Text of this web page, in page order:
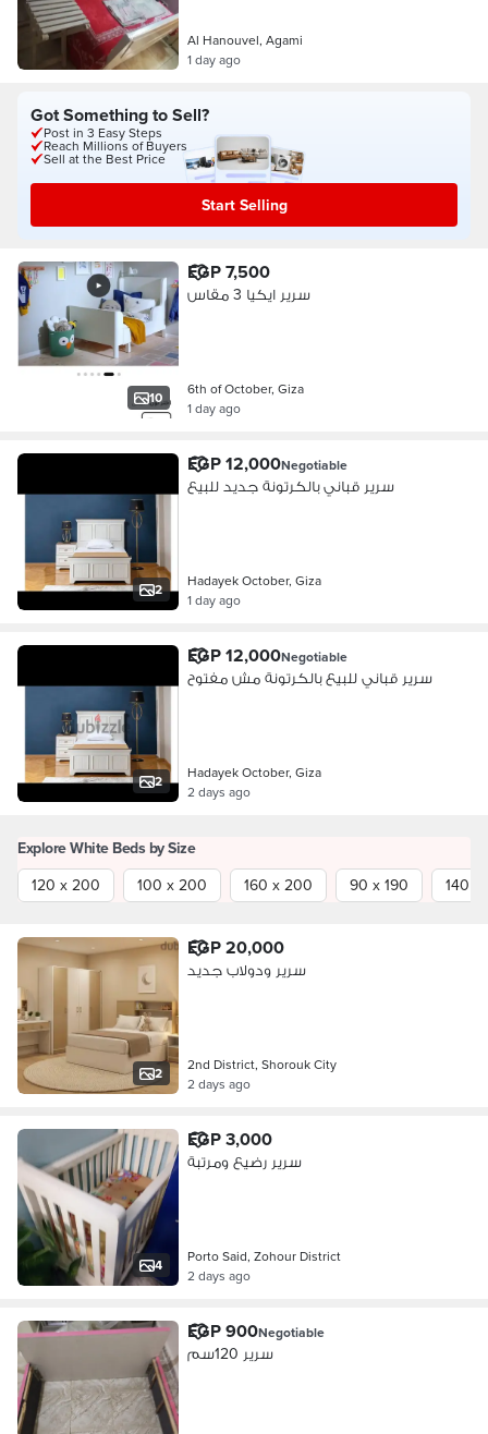
Al Hanouvel, Agami
1 day ago
Got Something to Sell?
Post in 3 Easy Steps
Reach Millions of Buyers
Sell at the Best Price
Start Selling
10
EGP 7,500
سرير ايكيا 3 مقاس
6th of October, Giza
1 day ago
2
EGP 12,000Negotiable
سرير قباني بالكرتونة جديد للبيع
Hadayek October, Giza
1 day ago
2
EGP 12,000Negotiable
سرير قباني للبيع بالكرتونة مش مفتوح
Hadayek October, Giza
2 days ago
Explore White Beds by Size
120 x 200
100 x 200 160 x 200 90 x 190 140 x
2
EGP 20,000
سرير ودولاب جديد
2nd District, Shorouk City
2 days ago
4
EGP 3,000
سرير رضيع ومرتبة
Porto Said, Zohour District
2 days ago
EGP 900Negotiable
سرير 120سم